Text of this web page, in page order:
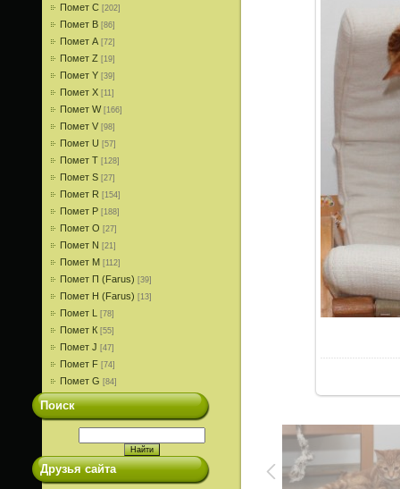
Помет С [202]
Помет В [86]
Помет A [72]
Помет Z [19]
Помет Y [39]
Помет X [11]
Помет W [166]
Помет V [98]
Помет U [57]
Помет T [128]
Помет S [27]
Помет R [154]
Помет P [188]
Помет О [27]
Помет N [21]
Помет M [112]
Помет П (Farus) [39]
Помет Н (Farus) [13]
Помет L [78]
Помет К [55]
Помет J [47]
Помет F [74]
Помет G [84]
Поиск
Друзья сайта